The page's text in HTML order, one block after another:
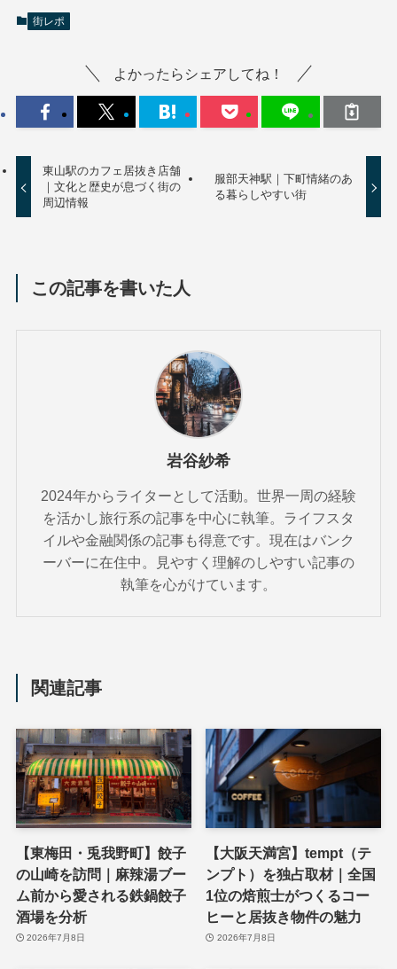
街レポ
よかったらシェアしてね！
東山駅のカフェ居抜き店舗
｜文化と歴史が息づく街の
周辺情報
服部天神駅｜下町情緒のあ
る暮らしやすい街
この記事を書いた人
岩谷紗希
2024年からライターとして活動。世界一周の経験
を活かし旅行系の記事を中心に執筆。ライフスタ
イルや金融関係の記事も得意です。現在はバンク
ーバーに在住中。見やすく理解のしやすい記事の
執筆を心がけています。
関連記事
【東梅田・兎我野町】餃子
の山崎を訪問｜麻辣湯ブー
ム前から愛される鉄鍋餃子
酒場を分析
2026年7月8日
【大阪天満宮】tempt（テ
ンプト）を独占取材｜全国
1位の焙煎士がつくるコー
ヒーと居抜き物件の魅力
2026年7月8日